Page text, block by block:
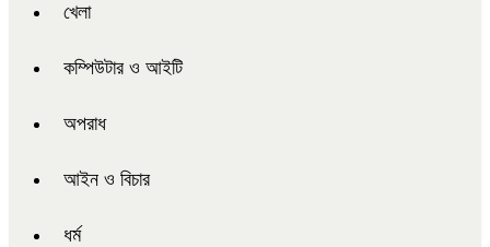
খেলা
কম্পিউটার ও আইটি
অপরাধ
আইন ও বিচার
ধর্ম